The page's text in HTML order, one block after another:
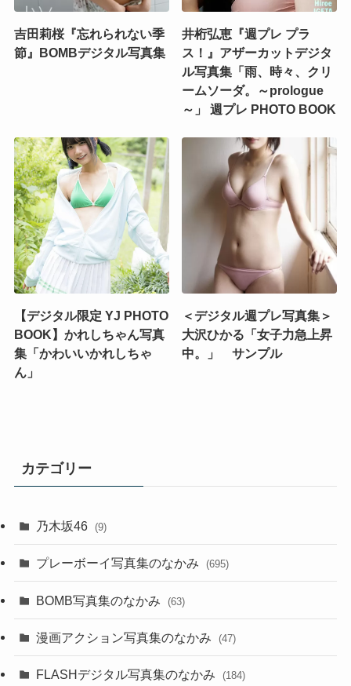
吉田莉桜『忘れられない季
節』BOMBデジタル写真集
井桁弘恵『週プレ プラ
ス！』アザーカットデジタ
ル写真集「雨、時々、クリ
ームソーダ。～prologue
～」 週プレ PHOTO BOOK
【デジタル限定 YJ PHOTO
BOOK】かれしちゃん写真
集「かわいいかれしちゃ
ん」
＜デジタル週プレ写真集＞
大沢ひかる「女子力急上昇
中。」 サンプル
カテゴリー
乃木坂46 (9)
プレーボーイ写真集のなかみ (695)
BOMB写真集のなかみ (63)
漫画アクション写真集のなかみ (47)
FLASHデジタル写真集のなかみ (184)